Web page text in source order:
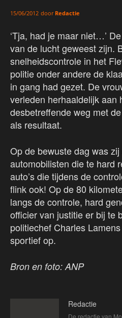
15/06/2012 door Redactie
‘Tja, had je maar niet…’
van de lucht geweest zijn.
snelheidscontrole in het
politie onder andere de
in gang had gezet. De
verleden herhaaldelijk aan
desbetreffende weg met
als resultaat.
Op de bewuste dag was
automobilisten die te hard
auto’s die tijdens de
flink ook! Op de 80
langs de controle, hard
officier van justitie er bij te
politiechef Charles
sportief op.
Bron en foto: ANP
Redactie
De redactie van